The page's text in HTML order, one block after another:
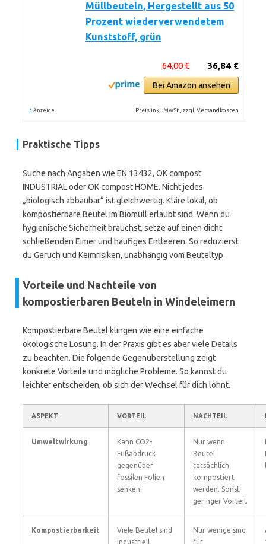
Müllbeuteln, Hergestellt aus 50
Prozent wiederverwendetem
Kunststoff, grün
36,84 €
64,00 €
Bei Amazon ansehen
* Anzeige Preis inkl. MwSt., zzgl. Versandkosten
Praktische Tipps
Suche nach Angaben wie EN 13432, OK compost
INDUSTRIAL oder OK compost HOME. Nicht jedes
„biologisch abbaubar“ ist gleichwertig. Kläre lokal, ob
kompostierbare Beutel im Biomüll erlaubt sind. Wenn du
hygienische Sicherheit brauchst, setze auf einen dicht
schließenden Eimer und häufiges Entleeren. So reduzierst
du Geruch und Keimrisiken, unabhängig vom Beuteltyp.
Vorteile und Nachteile von
kompostierbaren Beuteln in Windeleimern
Kompostierbare Beutel klingen wie eine einfache
ökologische Lösung. In der Praxis gibt es aber viele Details
zu beachten. Die folgende Gegenüberstellung zeigt
konkrete Vorteile und mögliche Probleme. So kannst du
leichter entscheiden, ob sich der Wechsel für dich lohnt.
ASPEKT VORTEIL NACHTEIL
Umweltwirkung
Kann CO2-
Fußabdruck
gegenüber
fossilen Folien
senken.
Nur wenn
Beutel
tatsächlich
kompostiert
werden. Sonst
geringer Vorteil.
Kompostierbarkeit
Viele Beutel sind
industriell
Nur wenige sind
für